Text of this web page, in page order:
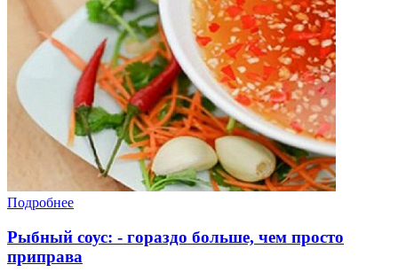
Подробнее
Рыбный соус: - гораздо больше, чем просто
приправа